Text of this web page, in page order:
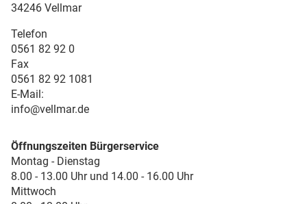
34246 Vellmar
Telefon
0561 82 92 0
Fax
0561 82 92 1081
E-Mail:
info@vellmar.de
Öffnungszeiten Bürgerservice
Montag - Dienstag
8.00 - 13.00 Uhr und 14.00 - 16.00 Uhr
Mittwoch